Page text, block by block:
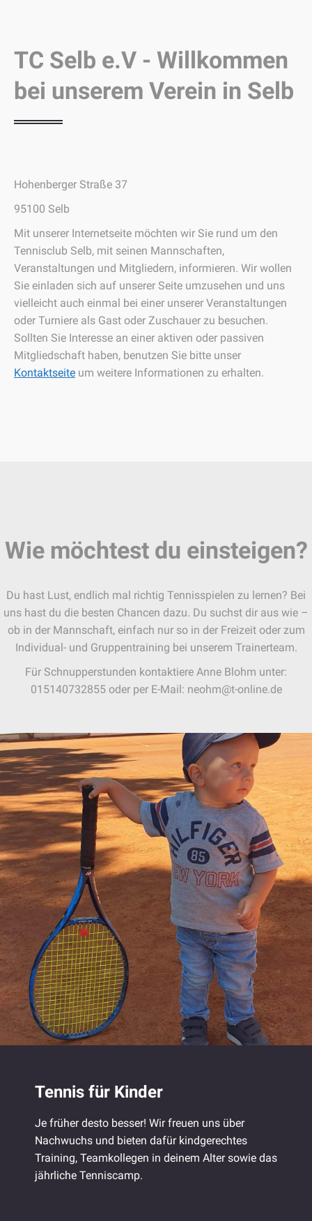
TC Selb e.V - Willkommen
bei unserem Verein in Selb
Hohenberger Straße 37
95100 Selb
Mit unserer Internetseite möchten wir Sie rund um den
Tennisclub Selb, mit seinen Mannschaften,
Veranstaltungen und Mitgliedern, informieren. Wir wollen
Sie einladen sich auf unserer Seite umzusehen und uns
vielleicht auch einmal bei einer unserer Veranstaltungen
oder Turniere als Gast oder Zuschauer zu besuchen.
Sollten Sie Interesse an einer aktiven oder passiven
Mitgliedschaft haben, benutzen Sie bitte unser
Kontaktseite um weitere Informationen zu erhalten.
Wie möchtest du einsteigen?
Du hast Lust, endlich mal richtig Tennisspielen zu lernen? Bei
uns hast du die besten Chancen dazu. Du suchst dir aus wie –
ob in der Mannschaft, einfach nur so in der Freizeit oder zum
Individual- und Gruppentraining bei unserem Trainerteam.
Für Schnupperstunden kontaktiere Anne Blohm unter:
015140732855 oder per E-Mail: neohm@t-online.de
Tennis für Kinder
Je früher desto besser! Wir freuen uns über
Nachwuchs und bieten dafür kindgerechtes
Training, Teamkollegen in deinem Alter sowie das
jährliche Tenniscamp.